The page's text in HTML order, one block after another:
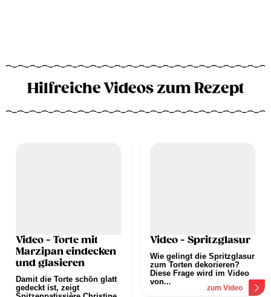
Hilfreiche Videos zum Rezept
Video - Torte mit
Marzipan eindecken
und glasieren
Damit die Torte schön glatt
gedeckt ist, zeigt
Video - Spritzglasur
Wie gelingt die Spritzglasur
zum Torten dekorieren?
Diese Frage wird im Video
von...
zum Video